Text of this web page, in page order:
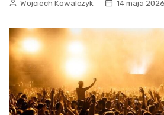
Wojciech Kowalczyk 14 maja 2026